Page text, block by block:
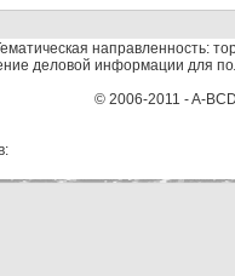
направленность:
деловой информации для
© 2006-2011 - A-